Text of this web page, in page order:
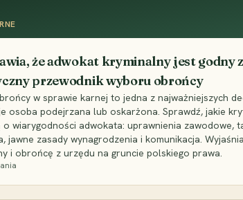
że adwokat kryminalny jest godny
przewodnik wyboru obrońcy
w sprawie karnej to jedna z najważniejszych
osoba podejrzana lub oskarżona. Sprawdź, jakie
o wiarygodności adwokata: uprawnienia zawodowe,
jawne zasady wynagrodzenia i komunikacja.
i obrońcę z urzędu na gruncie polskiego prawa.